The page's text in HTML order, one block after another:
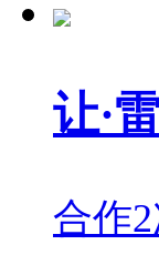
让·
合作